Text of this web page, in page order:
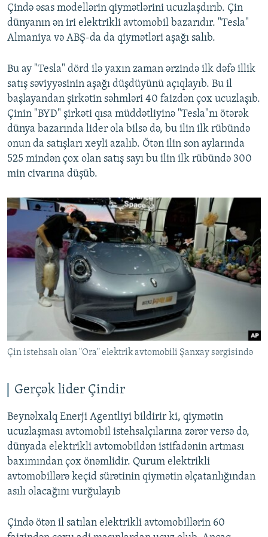
Çində əsas modellərin qiymətlərini ucuzlaşdırıb. Çin
dünyanın ən iri elektrikli avtomobil bazarıdır. "Tesla"
Almaniya və ABŞ-da da qiymətləri aşağı salıb.
Bu ay "Tesla" dörd ilə yaxın zaman ərzində ilk dəfə illik
satış səviyyəsinin aşağı düşdüyünü açıqlayıb. Bu il
başlayandan şirkətin səhmləri 40 faizdən çox ucuzlaşıb.
Çinin "BYD" şirkəti qısa müddətliyinə "Tesla"nı ötərək
dünya bazarında lider ola bilsə də, bu ilin ilk rübündə
onun da satışları xeyli azalıb. Ötən ilin son aylarında
525 mindən çox olan satış sayı bu ilin ilk rübündə 300
min civarına düşüb.
Çin istehsalı olan "Ora" elektrik avtomobili Şanxay sərgisində
Gerçək lider Çindir
Beynəlxalq Enerji Agentliyi bildirir ki, qiymətin
ucuzlaşması avtomobil istehsalçılarına zərər versə də,
dünyada elektrikli avtomobildən istifadənin artması
baxımından çox önəmlidir. Qurum elektrikli
avtomobillərə keçid sürətinin qiymətin əlçatanlığından
asılı olacağını vurğulayıb
Çində ötən il satılan elektrikli avtomobillərin 60